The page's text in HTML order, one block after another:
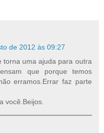
de 2012 às 09:27
torna uma ajuda para outra
que porque temos
erramos.Errar faz parte
você.Beijos.